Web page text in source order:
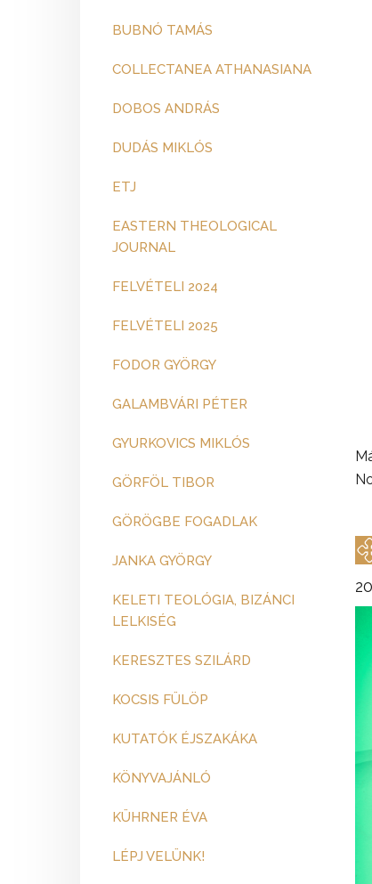
BUBNÓ TAMÁS
COLLECTANEA ATHANASIANA
DOBOS ANDRÁS
DUDÁS MIKLÓS
ETJ
EASTERN THEOLOGICAL
JOURNAL
FELVÉTELI 2024
FELVÉTELI 2025
FODOR GYÖRGY
GALAMBVÁRI PÉTER
GYURKOVICS MIKLÓS
GÖRFÖL TIBOR
GÖRÖGBE FOGADLAK
JANKA GYÖRGY
KELETI TEOLÓGIA, BIZÁNCI
LELKISÉG
KERESZTES SZILÁRD
KOCSIS FÜLÖP
KUTATÓK ÉJSZAKÁKA
KÖNYVAJÁNLÓ
KÜHRNER ÉVA
LÉPJ VELÜNK!